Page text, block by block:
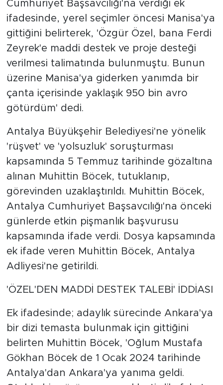
Cumhuriyet Başsavcılığı'na verdiği ek
ifadesinde, yerel seçimler öncesi Manisa'ya
gittiğini belirterek, 'Özgür Özel, bana Ferdi
Zeyrek'e maddi destek ve proje desteği
verilmesi talimatında bulunmuştu. Bunun
üzerine Manisa'ya giderken yanımda bir
çanta içerisinde yaklaşık 950 bin avro
götürdüm' dedi.
Antalya Büyükşehir Belediyesi'ne yönelik
'rüşvet' ve 'yolsuzluk' soruşturması
kapsamında 5 Temmuz tarihinde gözaltına
alınan Muhittin Böcek, tutuklanıp,
görevinden uzaklaştırıldı. Muhittin Böcek,
Antalya Cumhuriyet Başsavcılığı'na önceki
günlerde etkin pişmanlık başvurusu
kapsamında ifade verdi. Dosya kapsamında
ek ifade veren Muhittin Böcek, Antalya
Adliyesi'ne getirildi.
'ÖZEL'DEN MADDİ DESTEK TALEBİ' İDDİASI
Ek ifadesinde; adaylık sürecinde Ankara'ya
bir dizi temasta bulunmak için gittiğini
belirten Muhittin Böcek, 'Oğlum Mustafa
Gökhan Böcek de 1 Ocak 2024 tarihinde
Antalya'dan Ankara'ya yanıma geldi.